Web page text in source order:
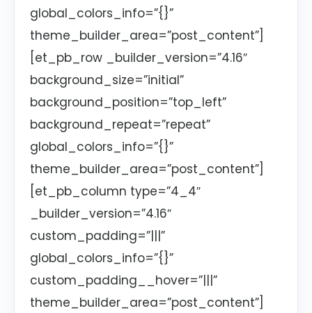
global_colors_info=”{}”
theme_builder_area=”post_content”]
[et_pb_row _builder_version=”4.16″
background_size=”initial”
background_position=”top_left”
background_repeat=”repeat”
global_colors_info=”{}”
theme_builder_area=”post_content”]
[et_pb_column type=”4_4″
_builder_version=”4.16″
custom_padding=”|||”
global_colors_info=”{}”
custom_padding__hover=”|||”
theme_builder_area=”post_content”]